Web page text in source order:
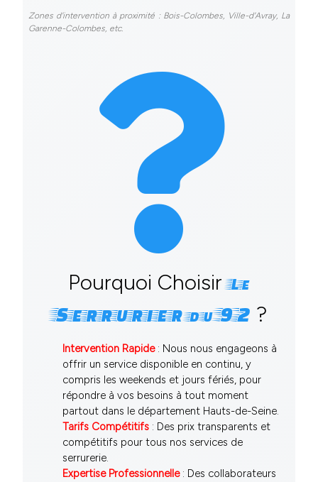
Zones d'intervention à proximité : Bois-Colombes, Ville-d'Avray, La
Garenne-Colombes, etc.
Pourquoi ChoisirLe
Serrurierdu92 ?
Intervention Rapide: Nous nous engageons à
offrir un service disponible en continu, y
compris les weekends et jours fériés, pour
répondre à vos besoins à tout moment
partout dans le département Hauts-de-Seine.
Tarifs Compétitifs : Des prix transparents et
compétitifs pour tous nos services de
serrurerie.
Expertise Professionnelle: Des collaborateurs